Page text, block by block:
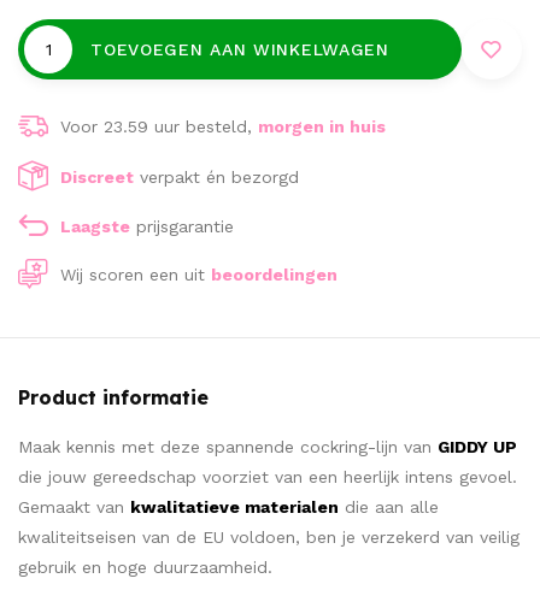
TOEVOEGEN AAN WINKELWAGEN
Voor 23.59 uur besteld, morgen in huis
Discreet verpakt én bezorgd
Laagste prijsgarantie
Wij scoren een uit beoordelingen
Product informatie
Maak kennis met deze spannende cockring-lijn van GIDDY UP
die jouw gereedschap voorziet van een heerlijk intens gevoel.
Gemaakt van kwalitatieve materialen die aan alle
kwaliteitseisen van de EU voldoen, ben je verzekerd van veilig
gebruik en hoge duurzaamheid.